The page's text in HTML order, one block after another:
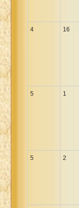
4 16
5 1
5 2